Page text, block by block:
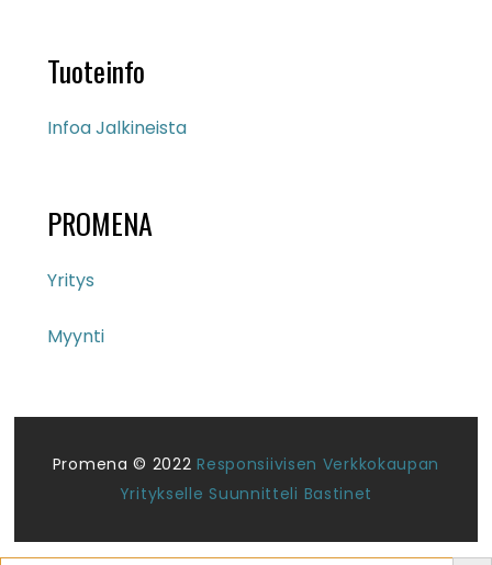
Tuoteinfo
Infoa Jalkineista
PROMENA
Yritys
Myynti
Promena © 2022Responsiivisen Verkkokaupan
Yritykselle Suunnitteli Bastinet
Search